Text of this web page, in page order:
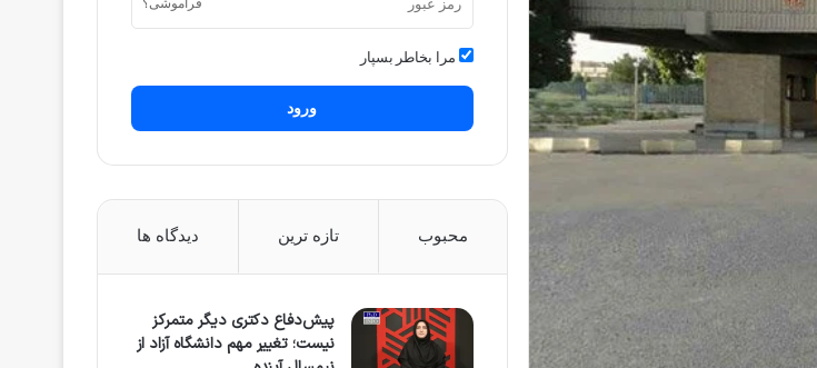
فراموشی؟
مرا بخاطر بسپار
ورود
محبوب تازه ترین دیدگاه ها
پیش‌دفاع دکتری دیگر متمرکز
نیست؛ تغییر مهم دانشگاه آزاد از